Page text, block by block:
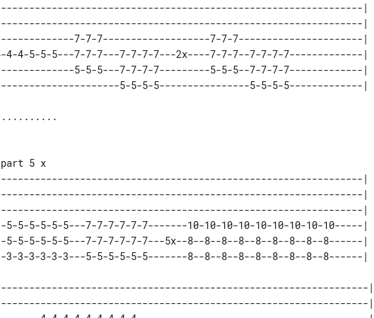
|
|
7-7-7-------------------7-7-7----------------------|
4-4-5-5-5---7-7-7---7-7-7-7---2x----7-7-7--7-7-7-7-------------|
5-5-5---7-7-7-7---------5-5-5--7-7-7-7-------------|
5 x
|
|
|
5-5-5-5-5---7-7-7-7-7-7-------10-10-10-10-10-10-10-10-10-----|
5-5-5-5-5-5---7-7-7-7-7-7---5x--8--8--8--8--8--8--8--8--8------|
|
|